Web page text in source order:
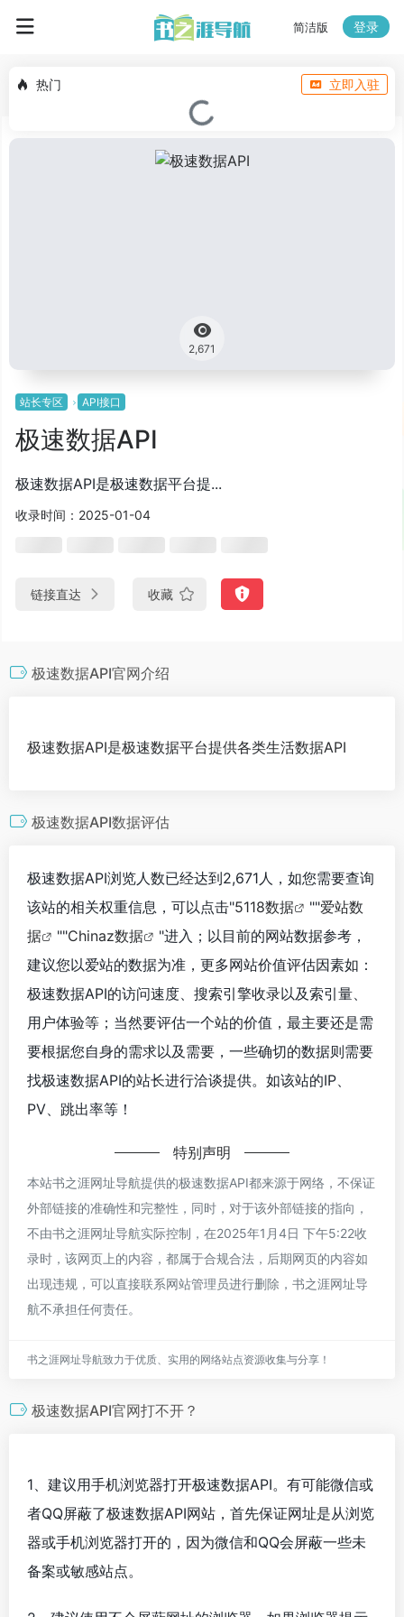
简洁版 登录
热门 立即入驻
2,671
站长专区 API接口
极速数据API
极速数据API是极速数据平台提...
收录时间：2025-01-04
链接直达 收藏
极速数据API官网介绍
极速数据API是极速数据平台提供各类生活数据API
极速数据API数据评估
极速数据API浏览人数已经达到2,671人，如您需要查询
该站的相关权重信息，可以点击"5118数据 ""爱站数
据
""Chinaz数据
"进入；以目前的网站数据参考，
建议您以爱站的数据为准，更多网站价值评估因素如：
极速数据API的访问速度、搜索引擎收录以及索引量、
用户体验等；当然要评估一个站的价值，最主要还是需
要根据您自身的需求以及需要，一些确切的数据则需要
找极速数据API的站长进行洽谈提供。如该站的IP、
PV、跳出率等！
特别声明
本站书之涯网址导航提供的极速数据API都来源于网络，不保证
外部链接的准确性和完整性，同时，对于该外部链接的指向，
不由书之涯网址导航实际控制，在2025年1月4日 下午5:22收
录时，该网页上的内容，都属于合规合法，后期网页的内容如
出现违规，可以直接联系网站管理员进行删除，书之涯网址导
航不承担任何责任。
书之涯网址导航致力于优质、实用的网络站点资源收集与分享！
极速数据API官网打不开？
1、建议用手机浏览器打开极速数据API。有可能微信或
者QQ屏蔽了极速数据API网站，首先保证网址是从浏览
器或手机浏览器打开的，因为微信和QQ会屏蔽一些未
备案或敏感站点。